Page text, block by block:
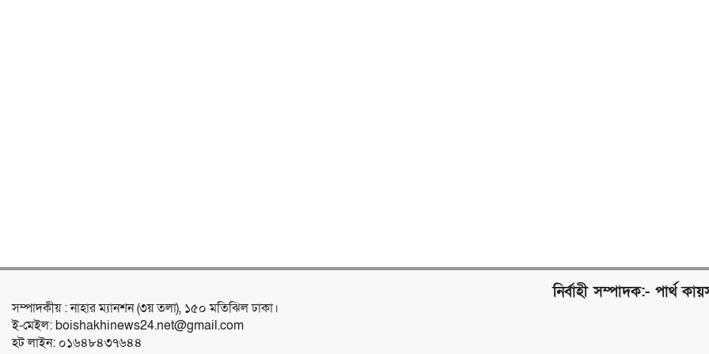
নির্বাহী সম্পাদক:- পার্থ
সম্পাদকীয় : নাহার ম্যানশন (৩য় তলা), ১৫০ মতিঝিল ঢাকা।
ই-মেইল: boishakhinews24.net@gmail.com
হট লাইন: ০১৬৪৮৪৩৭৬৪৪